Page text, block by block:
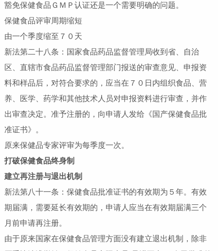
豁免保健食品ＧＭＰ认证还是一个需要明确的问题。
保健食品评审周期缩短
由一个季度缩至７０天
新法第二十八条：国家食品药品监督管理局收到省、自治
区、直辖市食品药品监督管理部门报送的审查意见、申报资
料和样品后，对符合要求的，应当在７０日内组织食品、营
养、医学、药学和其他技术人员对申报资料进行审查，并作
出审查决定。准予注册的，向申请人发给《国产保健食品批
准证书》。
原来保健品专家评审为每季度一次。
打破保健食品终身制
建立再注册与退出机制
新法第八十一条：保健食品批准证书的有效期为５年。有效
期届满，需要延长有效期的，申请人应当在有效期届满三个
月前申请再注册。
由于原来国家在保健食品管理方面没有建立退出机制，除非